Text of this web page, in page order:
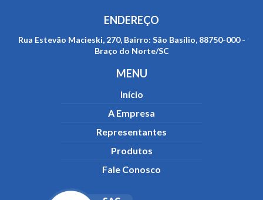
ENDEREÇO
Rua Estevão Macieski, 270, Bairro: São Basílio, 88750-000 -
Braço do Norte/SC
MENU
Início
A Empresa
Representantes
Produtos
Fale Conosco